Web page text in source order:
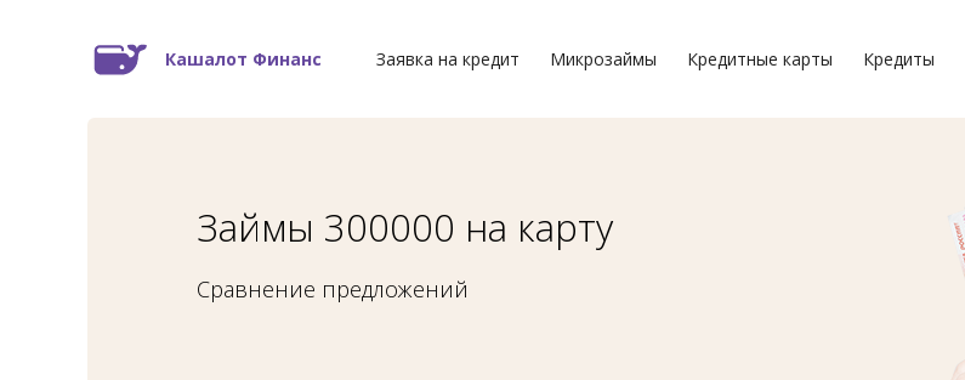
Кашалот Финанс Заявка на кредит Микрозаймы Кредитные карты Кредиты
Займы 300000 на карту
Сравнение предложений